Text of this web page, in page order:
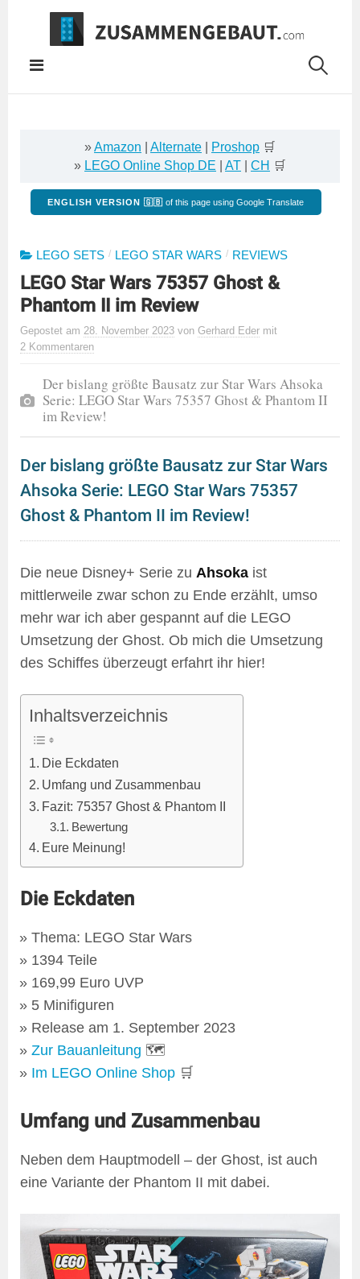
Springe
Inhalt
»Amazon Alternate Proshop 🛒
» LEGO Online Shop DE AT CH 🛒
ENGLISH VERSION 🇬🇧 of this page using Google Translate
LEGO SETS / LEGO STAR WARS / REVIEWS
LEGO Star Wars 75357 Ghost &
Phantom II im Review
Gepostet am 28. November 2023 von Gerhard Eder mit
2 Kommentaren
Der bislang größte Bausatz zur Star Wars Ahsoka
Serie: LEGO Star Wars 75357 Ghost & Phantom II
im Review!
Der bislang größte Bausatz zur Star Wars
Ahsoka Serie: LEGO Star Wars 75357
Ghost & Phantom II im Review!
Die neue Disney+ Serie zu Ahsoka ist
mittlerweile zwar schon zu Ende erzählt, umso
mehr war ich aber gespannt auf die LEGO
Umsetzung der Ghost. Ob mich die Umsetzung
des Schiffes überzeugt erfahrt ihr hier!
Inhaltsverzeichnis
Die Eckdaten
Umfang und Zusammenbau
Fazit: 75357 Ghost & Phantom II
Bewertung
Eure Meinung!
Die Eckdaten
Thema: LEGO Star Wars
1394 Teile
169,99 Euro UVP
5 Minifiguren
Release am 1. September 2023
Zur Bauanleitung 🗺
Im LEGO Online Shop 🛒
Umfang und Zusammenbau
Neben dem Hauptmodell – der Ghost, ist auch
eine Variante der Phantom II mit dabei.